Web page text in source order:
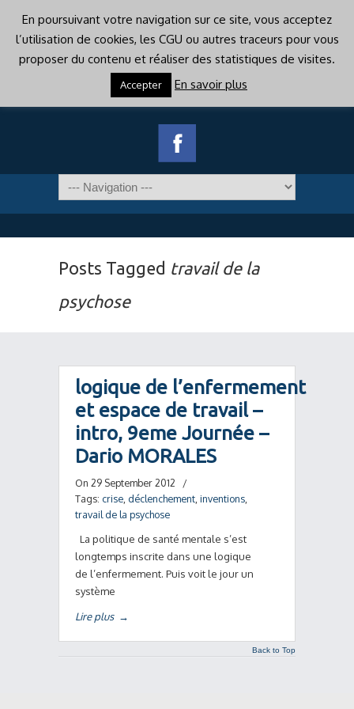
Posts Tagged travail de la
psychose
logique de l’enfermement
et espace de travail –
intro, 9eme Journée –
Dario MORALES
On 29 September 2012
/
Tags: crise déclenchement inventions
travail de la psychose
La politique de santé mentale s’est
longtemps inscrite dans une logique
de l’enfermement. Puis voit le jour un
système
Lire plus →
Back to Top
En poursuivant votre navigation sur ce site, vous acceptez
l’utilisation de cookies, les CGU ou autres traceurs pour vous
proposer du contenu et réaliser des statistiques de visites.
Accepter En savoir plus